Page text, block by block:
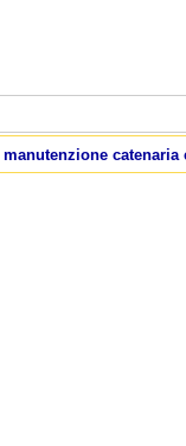
catenaria